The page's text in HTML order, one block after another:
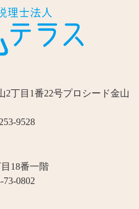
2丁目1番22号プロシード金山
9528
18番一階
73-0802